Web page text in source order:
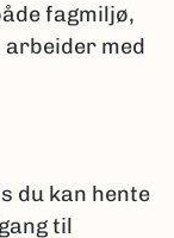
fagmiljø,
med
du kan hente
til